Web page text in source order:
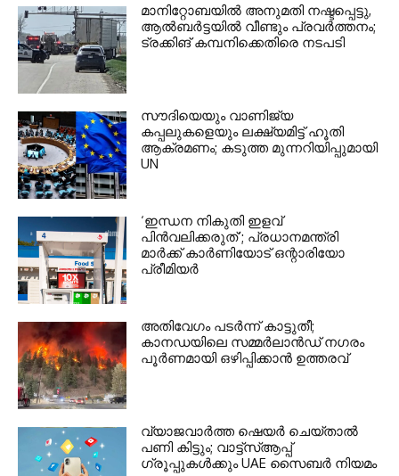
മാനിറ്റോബയിൽ അനുമതി നഷ്ടപ്പെട്ടു,
ആൽബർട്ടയിൽ വീണ്ടും പ്രവർത്തനം;
ട്രക്കിങ് കമ്പനിക്കെതിരെ നടപടി
സൗദിയെയും വാണിജ്യ
കപ്പലുകളെയും ലക്ഷ്യമിട്ട് ഹൂതി
ആക്രമണം; കടുത്ത മുന്നറിയിപ്പുമായി
UN
‘ഇന്ധന നികുതി ഇളവ്
പിൻവലിക്കരുത്’; പ്രധാനമന്ത്രി
മാർക്ക് കാർണിയോട് ഒന്റാരിയോ
പ്രീമിയർ
അതിവേഗം പടർന്ന് കാട്ടുതീ;
കാനഡയിലെ സമ്മർലാൻഡ് നഗരം
പൂർണമായി ഒഴിപ്പിക്കാൻ ഉത്തരവ്
വ്യാജവാർത്ത ഷെയർ ചെയ്താൽ
പണി കിട്ടും; വാട്ട്‌സ്ആപ്പ്
ഗ്രൂപ്പുകൾക്കും UAE സൈബർ നിയമം